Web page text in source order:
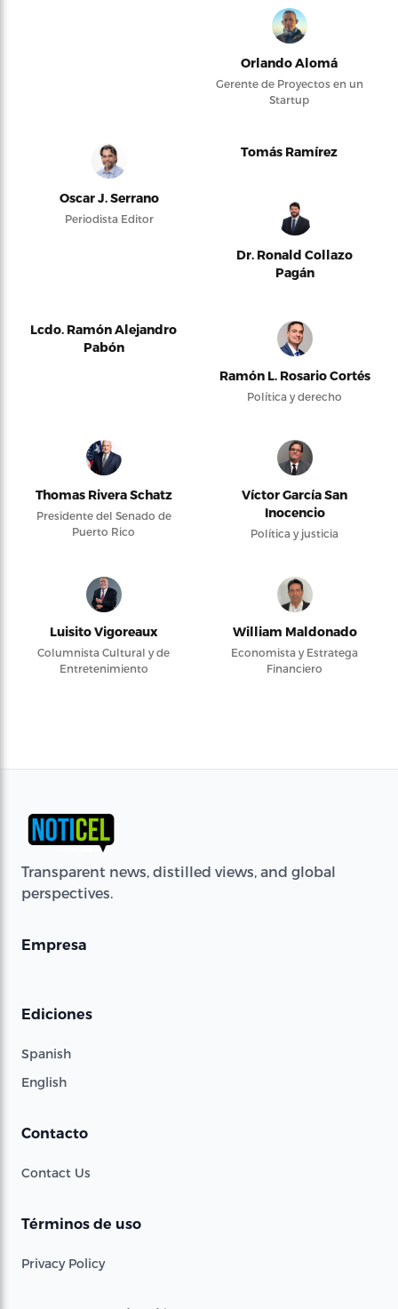
Orlando Alomá
Gerente de Proyectos en un
Startup
Oscar J. Serrano
Periodista Editor
Tomás Ramírez
Dr. Ronald Collazo
Pagán
Lcdo. Ramón Alejandro
Pabón
Ramón L. Rosario Cortés
Política y derecho
Thomas Rivera Schatz
Presidente del Senado de
Puerto Rico
Víctor García San
Inocencio
Política y justicia
Luisito Vigoreaux
Columnista Cultural y de
Entretenimiento
William Maldonado
Economista y Estratega
Financiero
Transparent news, distilled views, and global
perspectives.
Empresa
Ediciones
Spanish
English
Contacto
Contact Us
Términos de uso
Privacy Policy